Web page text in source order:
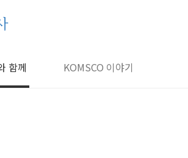
함께 KOMSCO 이야기